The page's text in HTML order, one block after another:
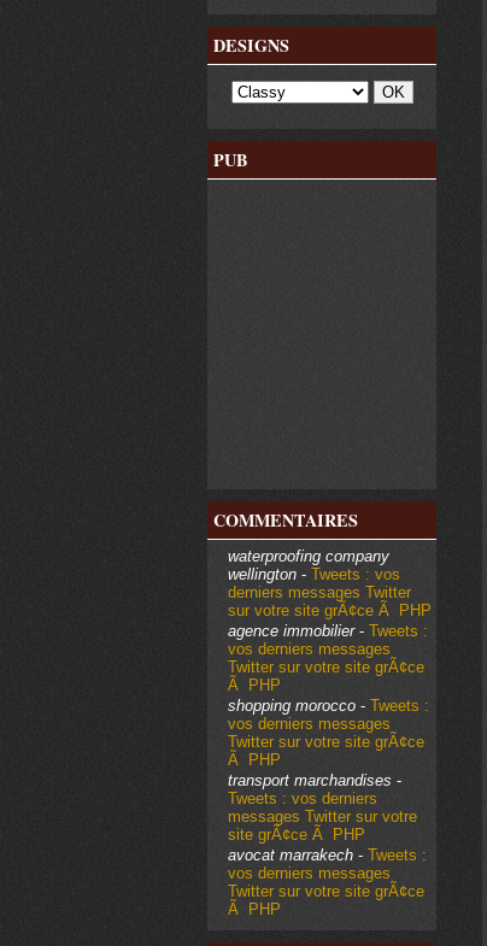
DESIGNS
PUB
COMMENTAIRES
waterproofing company
wellington - Tweets : vos
derniers messages Twitter
sur votre site grÃ¢ce Ã PHP
agence immobilier- Tweets :
vos derniers messages
Twitter sur votre site grÃ¢ce
Ã PHP
shopping morocco - Tweets :
vos derniers messages
Twitter sur votre site grÃ¢ce
Ã PHP
transport marchandises -
Tweets : vos derniers
messages Twitter sur votre
site grÃ¢ce Ã PHP
avocat marrakech - Tweets :
vos derniers messages
Twitter sur votre site grÃ¢ce
Ã PHP